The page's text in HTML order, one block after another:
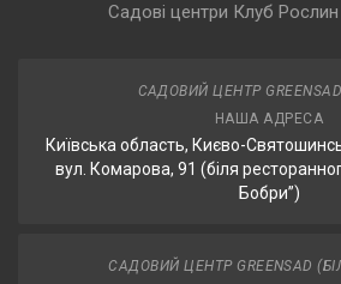
Садові центри Клуб
САДОВИЙ ЦЕНТР
НАША АДРЕСА
Київська область, Києво-
вул. Комарова, 91 (біля
Бобри”)
САДОВИЙ ЦЕНТР GREENSAD